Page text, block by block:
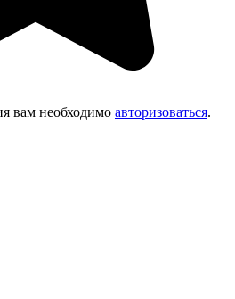
вам необходимо авторизоваться.